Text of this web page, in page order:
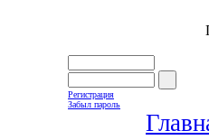
Регистрация
Забыл пароль